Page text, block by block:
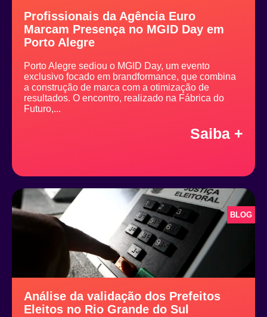
Profissionais da Agência Euro
Marcam Presença no MGID Day em
Porto Alegre
Porto Alegre sediou o MGID Day, um evento
exclusivo focado em brandformance, que combina
a construção de marca com a otimização de
resultados. O encontro, realizado na Fábrica do
Futuro,...
Saiba +
BLOG
Análise da validação dos Prefeitos
Eleitos no Rio Grande do Sul